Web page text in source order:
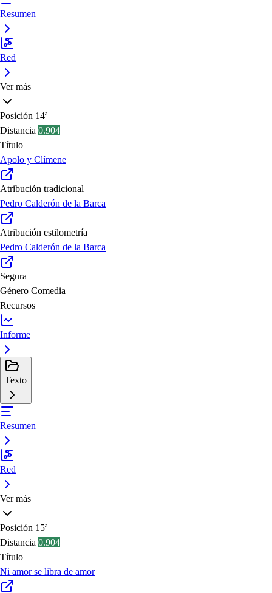
Resumen
Red
Ver más
Posición 14ª
Distancia 0.904
Título
Apolo y Clímene
Atribución tradicional
Pedro Calderón de la Barca
Atribución estilometría
Pedro Calderón de la Barca
Segura
Género Comedia
Recursos
Informe
Texto
Resumen
Red
Ver más
Posición 15ª
Distancia 0.904
Título
Ni amor se libra de amor